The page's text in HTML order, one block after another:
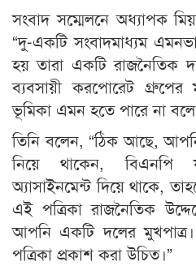
সংবাদ সম্মেলনে অধ্যাপক
“দু-একটি সংবাদমাধ্যম
হয় তারা একটি রাজনৈতিক
ব্যবসায়ী করপোরেট গ্রুপের
ভূমিকা এমন হতে পারে না
তিনি বলেন, “ঠিক আছে,
নিয়ে থাকেন,
অ্যাসাইনমেন্ট দিয়ে থাকে,
এই পত্রিকা রাজনৈতিক
আপনি একটি দলের
পত্রিকা প্রকাশ করা উচিত।”